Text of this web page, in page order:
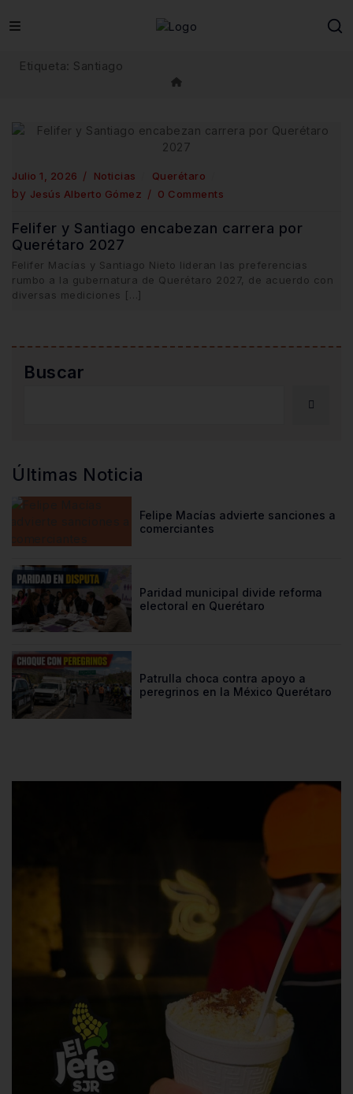
to
Etiqueta: Santiago
Julio 1, 2026 Noticias Querétaro
by Jesús Alberto Gómez 0 Comments
Felifer y Santiago encabezan carrera por
Querétaro 2027
Felifer Macías y Santiago Nieto lideran las preferencias
rumbo a la gubernatura de Querétaro 2027, de acuerdo con
diversas mediciones […]
Buscar
Últimas Noticia
Felipe Macías advierte sanciones a
comerciantes
Paridad municipal divide reforma
electoral en Querétaro
Patrulla choca contra apoyo a
peregrinos en la México Querétaro